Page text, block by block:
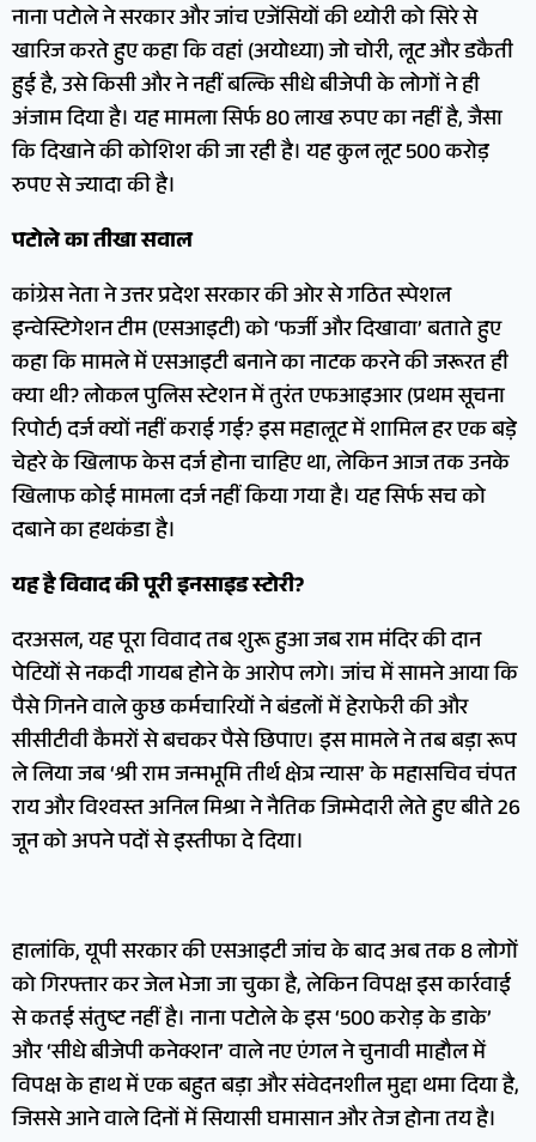
नाना पटोले ने सरकार और जांच एजेंसियों की थ्योरी को सिरे से
खारिज करते हुए कहा कि वहां (अयोध्या) जो चोरी, लूट और डकैती
हुई है, उसे किसी और ने नहीं बल्कि सीधे बीजेपी के लोगों ने ही
अंजाम दिया है। यह मामला सिर्फ 80 लाख रुपए का नहीं है, जैसा
कि दिखाने की कोशिश की जा रही है। यह कुल लूट 500 करोड़
रुपए से ज्यादा की है।
पटोले का तीखा सवाल
कांग्रेस नेता ने उत्तर प्रदेश सरकार की ओर से गठित स्पेशल
इन्वेस्टिगेशन टीम (एसआइटी) को ‘फर्जी और दिखावा’ बताते हुए
कहा कि मामले में एसआइटी बनाने का नाटक करने की जरूरत ही
क्या थी? लोकल पुलिस स्टेशन में तुरंत एफआइआर (प्रथम सूचना
रिपोर्ट) दर्ज क्यों नहीं कराई गई? इस महालूट में शामिल हर एक बड़े
चेहरे के खिलाफ केस दर्ज होना चाहिए था, लेकिन आज तक उनके
खिलाफ कोई मामला दर्ज नहीं किया गया है। यह सिर्फ सच को
दबाने का हथकंडा है।
यह है विवाद की पूरी इनसाइड स्टोरी?
दरअसल, यह पूरा विवाद तब शुरू हुआ जब राम मंदिर की दान
पेटियों से नकदी गायब होने के आरोप लगे। जांच में सामने आया कि
पैसे गिनने वाले कुछ कर्मचारियों ने बंडलों में हेराफेरी की और
सीसीटीवी कैमरों से बचकर पैसे छिपाए। इस मामले ने तब बड़ा रूप
ले लिया जब ‘श्री राम जन्मभूमि तीर्थ क्षेत्र न्यास’ के महासचिव चंपत
राय और विश्वस्त अनिल मिश्रा ने नैतिक जिम्मेदारी लेते हुए बीते 26
जून को अपने पदों से इस्तीफा दे दिया।
हालांकि, यूपी सरकार की एसआइटी जांच के बाद अब तक 8 लोगों
को गिरफ्तार कर जेल भेजा जा चुका है, लेकिन विपक्ष इस कार्रवाई
से कतई संतुष्ट नहीं है। नाना पटोले के इस ‘500 करोड़ के डाके’
और ‘सीधे बीजेपी कनेक्शन’ वाले नए एंगल ने चुनावी माहौल में
विपक्ष के हाथ में एक बहुत बड़ा और संवेदनशील मुद्दा थमा दिया है,
जिससे आने वाले दिनों में सियासी घमासान और तेज होना तय है।